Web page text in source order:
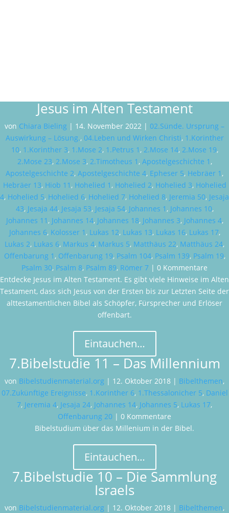
Jesus im Alten Testament
von Chiara Bieling | 14. November 2022 | 02.Sünde. Ursprung –
Auswirkung – Lösung., 04.Leben und Wirken Christi, 1.Korinther
10, 1.Korinther 3, 1.Mose 2, 1.Petrus 1 , 2.Mose 14, 2.Mose 19,
2.Mose 23, 2.Mose 3, 2.Timotheus 1 , Apostelgeschichte 1 ,
Apostelgeschichte 2, Apostelgeschichte 4, Epheser 5, Hebräer 1 ,
Hebräer 13, Hiob 11 , Hohelied 1 , Hohelied 2, Hohelied 3, Hohelied
4, Hohelied 5, Hohelied 6, Hohelied 7, Hohelied 8, Jeremia 50, Jesaja
43, Jesaja 44, Jesaja 53, Jesaja 54, Johannes 1 , Johannes 10,
Johannes 11 , Johannes 14, Johannes 18, Johannes 3, Johannes 4,
Johannes 6, Kolosser 1 , Lukas 12, Lukas 13, Lukas 16, Lukas 17,
Lukas 2, Lukas 6, Markus 4, Markus 5, Matthäus 22, Matthäus 24,
Offenbarung 1 , Offenbarung 19, Psalm 104, Psalm 139, Psalm 19,
Psalm 30, Psalm 8, Psalm 89, Römer 7 | 0 Kommentare
Entdecke Jesus im Alten Testament. Es gibt viele Hinweise im Alten
Testament, dass sich Jesus von der Ersten bis zur Letzten Seite der
alttestamentlichen Bibel als Schöpfer, Fürsprecher und Erlöser
offenbart.
Eintauchen…
7.Bibelstudie 11 – Das Millennium
von Bibelstudienmaterial.org | 12. Oktober 2018 | Bibelthemen,
07.Zukünftige Ereignisse, 1.Korinther 6, 1.Thessalonicher 5, Daniel
7, Jeremia 4, Jesaja 24, Johannes 14, Johannes 5, Lukas 17,
Offenbarung 20 | 0 Kommentare
Bibelstudium über das Millenium in der Bibel.
Eintauchen…
7.Bibelstudie 10 – Die Sammlung
Israels
von Bibelstudienmaterial.org | 12. Oktober 2018 | Bibelthemen,